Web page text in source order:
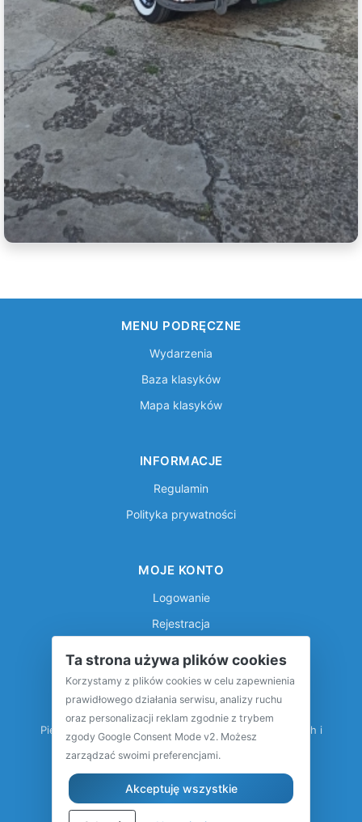
MENU PODRĘCZNE
Wydarzenia
Baza klasyków
Mapa klasyków
INFORMACJE
Regulamin
Polityka prywatności
MOJE KONTO
Logowanie
Rejestracja
Pierwsza międzynarodowa baza pojazdów klasycznych i
zabytkowych
Ta strona używa plików cookies
Korzystamy z plików cookies w celu zapewnienia
prawidłowego działania serwisu, analizy ruchu
oraz personalizacji reklam zgodnie z trybem
zgody Google Consent Mode v2. Możesz
zarządzać swoimi preferencjami.
Akceptuję wszystkie